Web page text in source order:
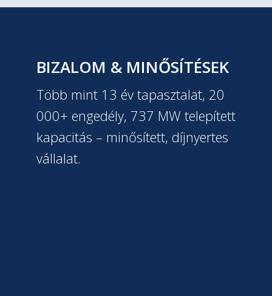
BIZALOM & MINŐSÍTÉSEK
Több mint 13 év tapasztalat, 20
000+ engedély, 737 MW telepített
kapacitás – minősített, díjnyertes
vállalat.